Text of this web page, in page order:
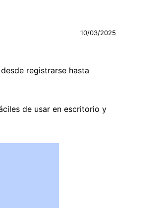
10/03/2025
registrarse hasta
de usar en escritorio y